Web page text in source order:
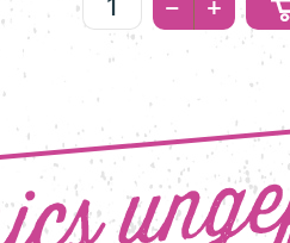
&
Menge
+